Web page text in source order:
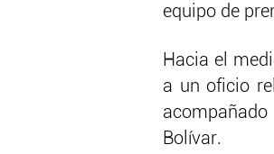
equipo de
Hacia el
a un oficio
Bolívar.